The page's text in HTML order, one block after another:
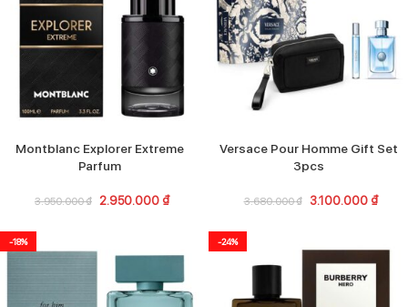
Montblanc Explorer Extreme
Parfum
3.950.000₫ 2.950.000 ₫
Versace Pour Homme Gift Set
3pcs
3.680.000₫ 3.100.000 ₫
-18% -24%